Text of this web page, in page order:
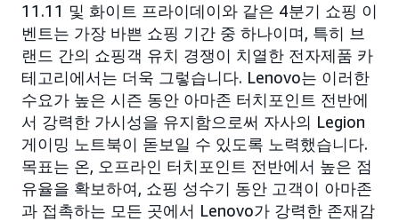
11.11 및 화이트 프라이데이와 같은 4분기 쇼핑 이
벤트는 가장 바쁜 쇼핑 기간 중 하나이며, 특히 브
랜드 간의 쇼핑객 유치 경쟁이 치열한 전자제품 카
테고리에서는 더욱 그렇습니다. Lenovo는 이러한
수요가 높은 시즌 동안 아마존 터치포인트 전반에
서 강력한 가시성을 유지함으로써 자사의 Legion
게이밍 노트북이 돋보일 수 있도록 노력했습니다.
목표는 온, 오프라인 터치포인트 전반에서 높은 점
유율을 확보하여, 쇼핑 성수기 동안 고객이 아마존
과 접촉하는 모든 곳에서 Lenovo가 강력한 존재감